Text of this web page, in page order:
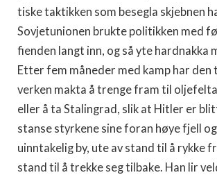
tiske taktikken som besegla skjebnen
Sovjetunionen brukte poli­tikken med
fienden langt inn, og så yte hardnakka
Etter fem måneder med kamp har den
verken mak­ta å trenge fram til
eller å ta Stalingrad, slik at Hitler er
stanse styrkene sine foran høye fjell
uinntakelig by, ute av stand til å rykke
stand til å trekke seg tilbake. Han lir